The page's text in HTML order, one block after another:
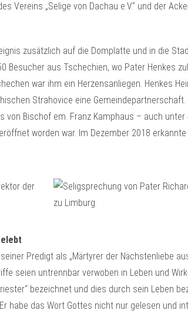
Vereins „Selige von Dachau e.V.“ und der
zusätzlich auf die Domplatte und in die
Besucher aus Tschechien, wo Pater Henkes
war ihm ein Herzensanliegen. Henkes
Strahovice eine
von Bischof em. Franz Kamphaus – auch unter
worden war. Im Dezember 2018
Predigt als „Märtyrer der Nächstenliebe
seien untrennbar verwoben in Leben und
bezeichnet und dies durch sein Leben
habe das Wort Gottes nicht nur gelesen und